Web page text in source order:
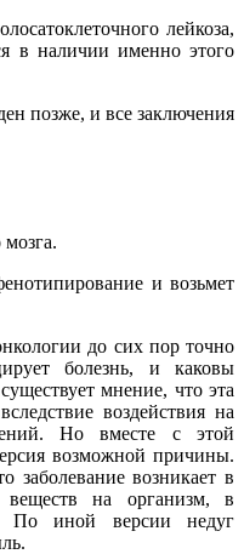
лейкоза,
в наличии именно этого
позже, и все заключения
и возьмет
до сих пор точно
болезнь, и каковы
мнение, что эта
воздействия на
Но вместе с этой
возможной причины.
заболевание возникает в
веществ на организм, в
По иной версии недуг